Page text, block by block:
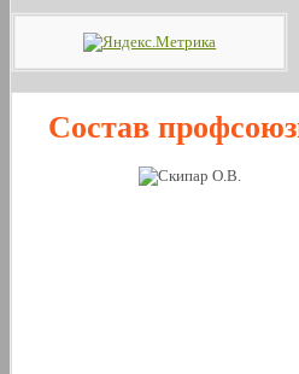
Состав